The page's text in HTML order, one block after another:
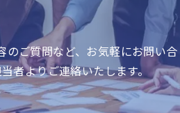
のご質問など、お気軽にお問い合
者よりご連絡いたします。